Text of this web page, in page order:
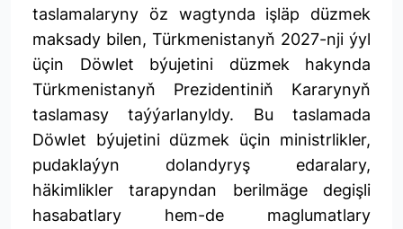
taslamalaryny öz wagtynda işläp düzmek
maksady bilen, Türkmenistanyň 2027-nji ýyl
üçin Döwlet býujetini düzmek hakynda
Türkmenistanyň Prezidentiniň Kararynyň
taslamasy taýýarlanyldy. Bu taslamada
Döwlet býujetini düzmek üçin ministrlikler,
pudaklaýyn dolandyryş edaralary,
häkimlikler tarapyndan berilmäge degişli
hasabatlary hem-de maglumatlary